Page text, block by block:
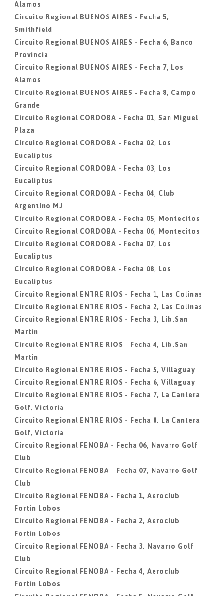
Alamos
Circuito Regional BUENOS AIRES - Fecha 5,
Smithfield
Circuito Regional BUENOS AIRES - Fecha 6, Banco
Provincia
Circuito Regional BUENOS AIRES - Fecha 7, Los
Alamos
Circuito Regional BUENOS AIRES - Fecha 8, Campo
Grande
Circuito Regional CORDOBA - Fecha 01, San Miguel
Plaza
Circuito Regional CORDOBA - Fecha 02, Los
Eucaliptus
Circuito Regional CORDOBA - Fecha 03, Los
Eucaliptus
Circuito Regional CORDOBA - Fecha 04, Club
Argentino MJ
Circuito Regional CORDOBA - Fecha 05, Montecitos
Circuito Regional CORDOBA - Fecha 06, Montecitos
Circuito Regional CORDOBA - Fecha 07, Los
Eucaliptus
Circuito Regional CORDOBA - Fecha 08, Los
Eucaliptus
Circuito Regional ENTRE RIOS - Fecha 1, Las Colinas
Circuito Regional ENTRE RIOS - Fecha 2, Las Colinas
Circuito Regional ENTRE RIOS - Fecha 3, Lib.San
Martin
Circuito Regional ENTRE RIOS - Fecha 4, Lib.San
Martin
Circuito Regional ENTRE RIOS - Fecha 5, Villaguay
Circuito Regional ENTRE RIOS - Fecha 6, Villaguay
Circuito Regional ENTRE RIOS - Fecha 7, La Cantera
Golf, Victoria
Circuito Regional ENTRE RIOS - Fecha 8, La Cantera
Golf, Victoria
Circuito Regional FENOBA - Fecha 06, Navarro Golf
Club
Circuito Regional FENOBA - Fecha 07, Navarro Golf
Club
Circuito Regional FENOBA - Fecha 1, Aeroclub
Fortin Lobos
Circuito Regional FENOBA - Fecha 2, Aeroclub
Fortin Lobos
Circuito Regional FENOBA - Fecha 3, Navarro Golf
Club
Circuito Regional FENOBA - Fecha 4, Aeroclub
Fortin Lobos